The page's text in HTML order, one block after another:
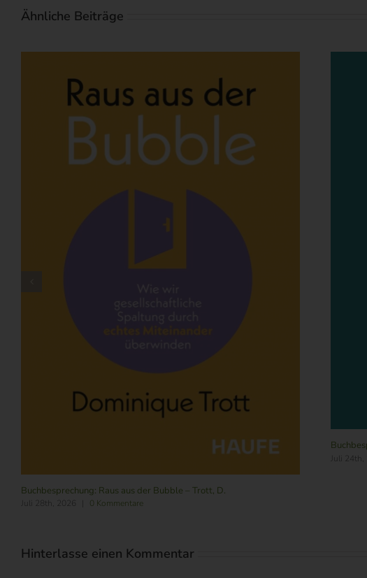
Ähnliche Beiträge
Buchbesprechung: Raus aus der Bubble – Trott, D.
Juli 28th, 2026 0 Kommentare
Juli 24th,
Hinterlasse einen Kommentar